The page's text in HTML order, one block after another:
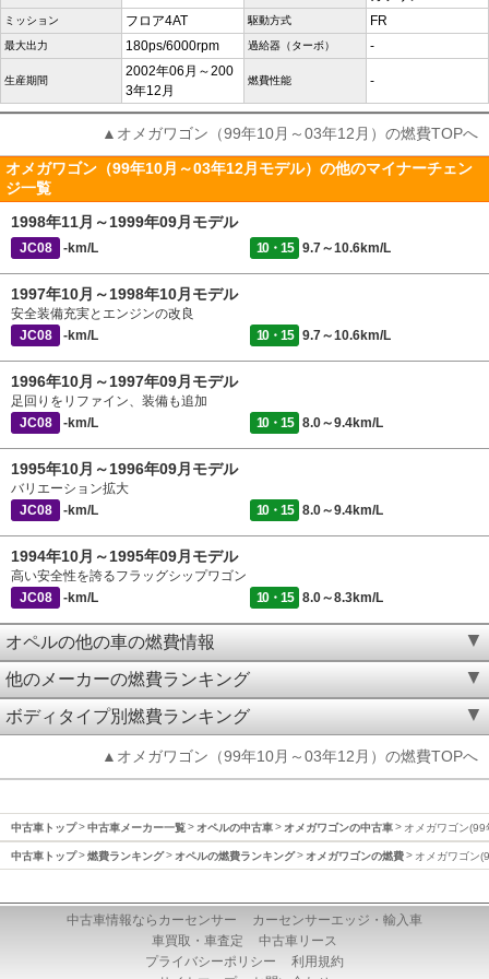
ミッション フロア4AT 駆動方式 FR
最大出力 180ps/6000rpm 過給器（ターボ） -
生産期間
2002年06月～200
3年12月
燃費性能 -
▲オメガワゴン（99年10月～03年12月）の燃費TOPへ
オメガワゴン（99年10月～03年12月モデル）の他のマイナーチェン
ジ一覧
1998年11月～1999年09月モデル
JC08 -km/L 10・15 9.7～10.6km/L
1997年10月～1998年10月モデル
安全装備充実とエンジンの改良
JC08
-km/L 10・15 9.7～10.6km/L
1996年10月～1997年09月モデル
足回りをリファイン、装備も追加
JC08
-km/L 10・15 8.0～9.4km/L
1995年10月～1996年09月モデル
バリエーション拡大
JC08
-km/L 10・15 8.0～9.4km/L
1994年10月～1995年09月モデル
高い安全性を誇るフラッグシップワゴン
JC08
-km/L 10・15 8.0～8.3km/L
オペルの他の車の燃費情報
他のメーカーの燃費ランキング
ボディタイプ別燃費ランキング
▲オメガワゴン（99年10月～03年12月）の燃費TOPへ
中古車トップ 中古車メーカー一覧 オペルの中古車 オメガワゴンの中古車 オメガワゴン
中古車トップ 燃費ランキング オペルの燃費ランキング オメガワゴンの燃費 オメガワゴン
中古車情報ならカーセンサー
カーセンサーエッジ・輸入車
車買取・車査定
中古車リース
プライバシーポリシー
利用規約